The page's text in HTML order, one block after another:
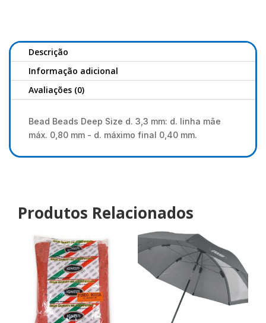
Descrição
Informação adicional
Avaliações (0)
Bead Beads Deep Size d. 3,3 mm: d. linha mãe
máx. 0,80 mm - d. máximo final 0,40 mm.
Produtos Relacionados